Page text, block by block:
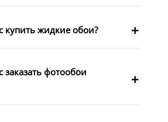
купить жидкие обои?
фотообои